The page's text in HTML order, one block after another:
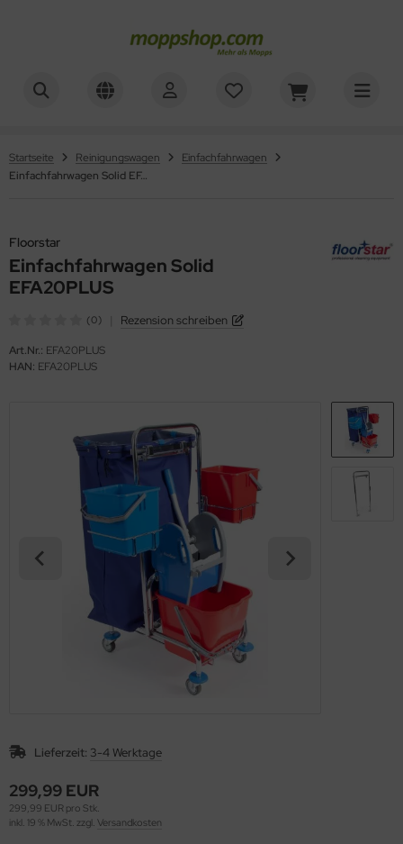
Startseite Reinigungswagen
Einfachfahrwagen
Einfachfahrwagen Solid EFA20PLUS
Floorstar
Einfachfahrwagen Solid
EFA20PLUS
(0) Rezension schreiben
Art.Nr.: EFA20PLUS
HAN: EFA20PLUS
Lieferzeit: 3-4 Werktage
299,99 EUR
299,99 EUR pro Stk.
inkl. 19 % MwSt. zzgl. Versandkosten
Halter, Klemmen